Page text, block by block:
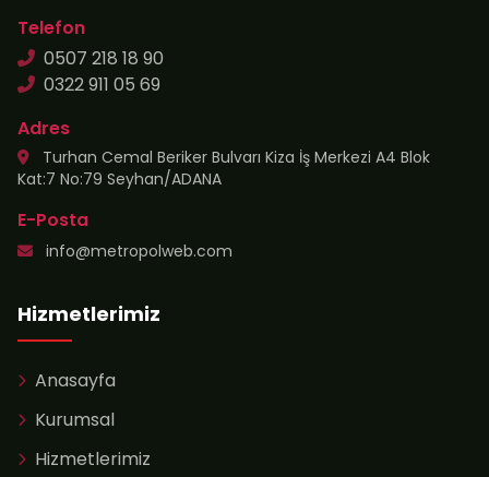
Telefon
0507 218 18 90
0322 911 05 69
Adres
Turhan Cemal Beriker Bulvarı Kiza İş Merkezi A4 Blok
Kat:7 No:79 Seyhan/ADANA
E-Posta
info@metropolweb.com
Hizmetlerimiz
Anasayfa
Kurumsal
Hizmetlerimiz